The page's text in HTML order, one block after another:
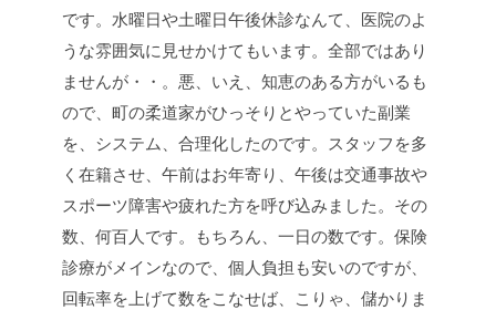
です。水曜日や土曜日午後休診なんて、医院のよ
うな雰囲気に見せかけてもいます。全部ではあり
ませんが・・。悪、いえ、知恵のある方がいるも
ので、町の柔道家がひっそりとやっていた副業
を、システム、合理化したのです。スタッフを多
く在籍させ、午前はお年寄り、午後は交通事故や
スポーツ障害や疲れた方を呼び込みました。その
数、何百人です。もちろん、一日の数です。保険
診療がメインなので、個人負担も安いのですが、
回転率を上げて数をこなせば、こりゃ、儲かりま